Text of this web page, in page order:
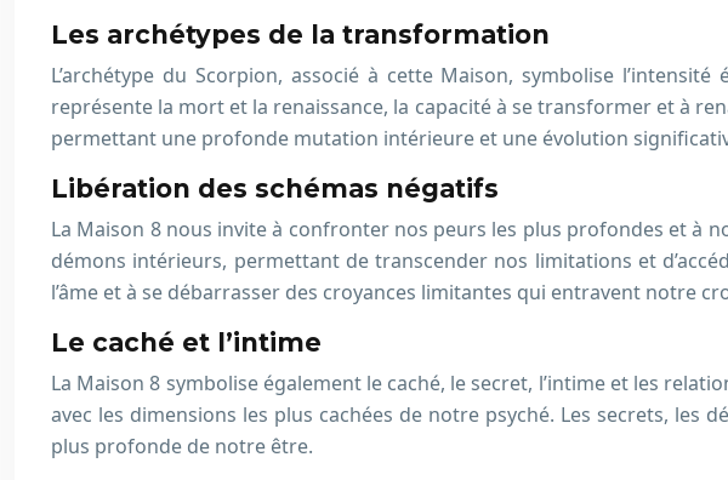
Les archétypes de la transformation
L’archétype du Scorpion, associé à cette Maison, symbolise
représente la mort et la renaissance, la capacité à se transformer et à
permettant une profonde mutation intérieure et une évolution
Libération des schémas négatifs
La Maison 8 nous invite à confronter nos peurs les plus profondes et à
démons intérieurs, permettant de transcender nos limitations et
l’âme et à se débarrasser des croyances limitantes qui entravent notre
Le caché et l’intime
La Maison 8 symbolise également le caché, le secret, l’intime et les
avec les dimensions les plus cachées de notre psyché. Les secrets,
plus profonde de notre être.